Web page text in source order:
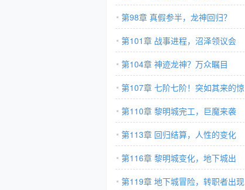
（1/3）
第98章 真假参半，龙神回归？
第101章 战事进程，沼泽领议会
（2/3）
第104章 神迹龙神？万众瞩目
（2/3）
第107章 七阶七阶！突如其来的惊
天奖励！
第110章 黎明城完工，巨魔来袭
（1/3）
第113章 回归结算，人性的变化
第116章 黎明城变化，地下城出
第119章 地下城冒险，转职者出现